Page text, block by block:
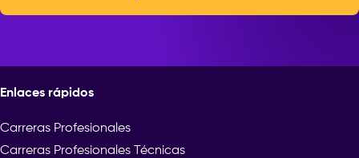
Enlaces rápidos
Carreras Profesionales
Carreras Profesionales Técnicas